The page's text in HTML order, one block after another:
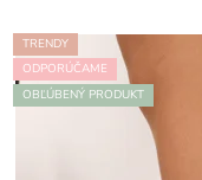
TRENDY
ODPORÚČAME
OBĽÚBENÝ PRODUKT